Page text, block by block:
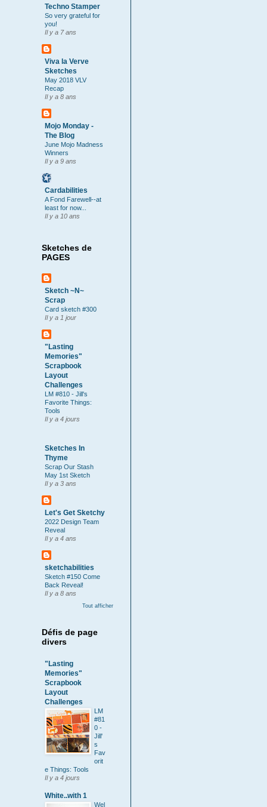
Techno Stamper
So very grateful for
you!
Il y a 7 ans
Viva la Verve
Sketches
May 2018 VLV
Recap
Il y a 8 ans
Mojo Monday -
The Blog
June Mojo Madness
Winners
Il y a 9 ans
Cardabilities
A Fond Farewell--at
least for now...
Il y a 10 ans
Sketches de
PAGES
Sketch ~N~
Scrap
Card sketch #300
Il y a 1 jour
"Lasting
Memories"
Scrapbook
Layout
Challenges
LM #810 - Jill's
Favorite Things:
Tools
Il y a 4 jours
Sketches In
Thyme
Scrap Our Stash
May 1st Sketch
Il y a 3 ans
Let's Get Sketchy
2022 Design Team
Reveal
Il y a 4 ans
sketchabilities
Sketch #150 Come
Back Reveal!
Il y a 8 ans
Tout afficher
Défis de page
divers
"Lasting
Memories"
Scrapbook
Layout
Challenges
LM
#81
0 -
Jill'
s
Fav
orit
e Things: Tools
Il y a 4 jours
White..with 1
Wel